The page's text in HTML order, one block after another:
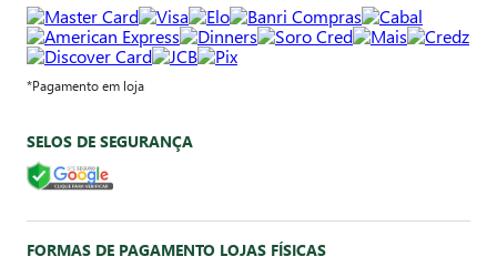
*Pagamento em loja
SELOS DE SEGURANÇA
FORMAS DE PAGAMENTO LOJAS FÍSICAS